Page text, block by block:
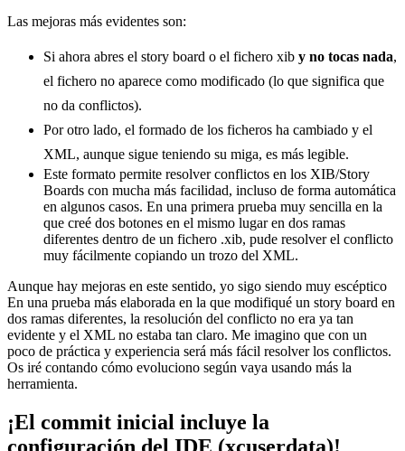
Las mejoras más evidentes son:
Si ahora abres el story board o el fichero xib y no tocas nada,
el fichero no aparece como modificado (lo que significa que
no da conflictos).
Por otro lado, el formado de los ficheros ha cambiado y el
XML, aunque sigue teniendo su miga, es más legible.
Este formato permite resolver conflictos en los XIB/Story
Boards con mucha más facilidad, incluso de forma automática
en algunos casos. En una primera prueba muy sencilla en la
que creé dos botones en el mismo lugar en dos ramas
diferentes dentro de un fichero .xib, pude resolver el conflicto
muy fácilmente copiando un trozo del XML.
Aunque hay mejoras en este sentido, yo sigo siendo muy escéptico
En una prueba más elaborada en la que modifiqué un story board en
dos ramas diferentes, la resolución del conflicto no era ya tan
evidente y el XML no estaba tan claro. Me imagino que con un
poco de práctica y experiencia será más fácil resolver los conflictos.
Os iré contando cómo evoluciono según vaya usando más la
herramienta.
¡El commit inicial incluye la